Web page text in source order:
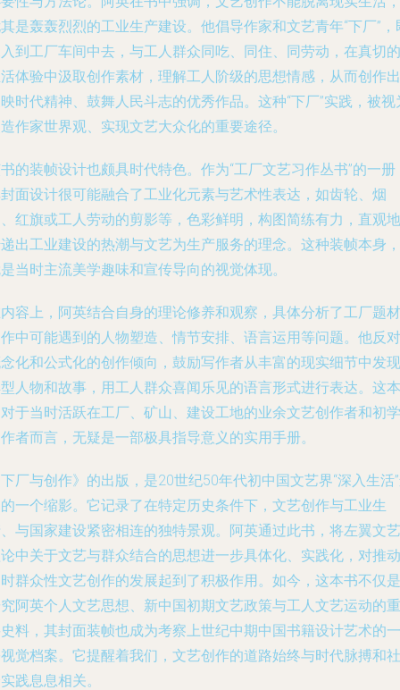
是轰轰烈烈的工业生产建设。他倡导作家和文艺青年“下厂”，
到工厂车间中去，与工人群众同吃、同住、同劳动，在真切的
体验中汲取创作素材，理解工人阶级的思想情感，从而创作出
时代精神、鼓舞人民斗志的优秀作品。这种“下厂”实践，被视
作家世界观、实现文艺大众化的重要途径。
的装帧设计也颇具时代特色。作为“工厂文艺习作丛书”的一册
面设计很可能融合了工业化元素与艺术性表达，如齿轮、烟
红旗或工人劳动的剪影等，色彩鲜明，构图简练有力，直观地
出工业建设的热潮与文艺为生产服务的理念。这种装帧本身，
当时主流美学趣味和宣传导向的视觉体现。
容上，阿英结合自身的理论修养和观察，具体分析了工厂题材
中可能遇到的人物塑造、情节安排、语言运用等问题。他反对
化和公式化的创作倾向，鼓励写作者从丰富的现实细节中发现
人物和故事，用工人群众喜闻乐见的语言形式进行表达。这本
于当时活跃在工厂、矿山、建设工地的业余文艺创作者和初学
者而言，无疑是一部极具指导意义的实用手册。
厂与创作》的出版，是20世纪50年代初中国文艺界“深入生活
一个缩影。它记录了在特定历史条件下，文艺创作与工业生
与国家建设紧密相连的独特景观。阿英通过此书，将左翼文艺
中关于文艺与群众结合的思想进一步具体化、实践化，对推动
群众性文艺创作的发展起到了积极作用。如今，这本书不仅是
阿英个人文艺思想、新中国初期文艺政策与工人文艺运动的重
料，其封面装帧也成为考察上世纪中期中国书籍设计艺术的一
觉档案。它提醒着我们，文艺创作的道路始终与时代脉搏和社
践息息相关。